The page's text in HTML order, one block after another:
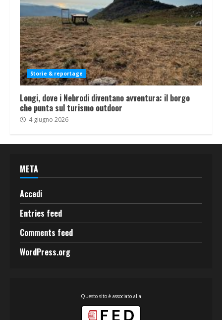
Storie & reportage
Longi, dove i Nebrodi diventano avventura: il borgo
che punta sul turismo outdoor
4 giugno 2026
META
Accedi
Entries feed
Comments feed
WordPress.org
Questo sito è associato alla